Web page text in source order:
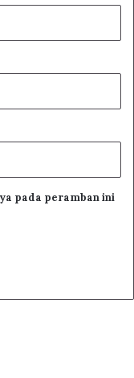
pada peramban ini